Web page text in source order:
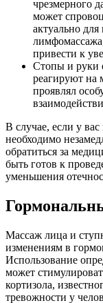
чрезмерного
может
актуально
привести к
Стопы и руки
реагируют на
проявлял
В случае, если у
необходимо
обратиться за
быть готов к
уменьшения
Массаж лица и
изменениям в
Использование
может
кортизола,
тревожности у